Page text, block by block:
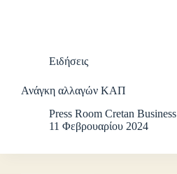
Ειδήσεις
Ανάγκη αλλαγών ΚΑΠ
Press Room Cretan Business
11 Φεβρουαρίου 2024